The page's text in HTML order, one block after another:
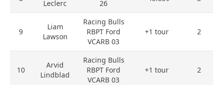
Leclerc
26
9
Liam
Lawson
Racing Bulls
RBPT Ford
VCARB 03
+1 tour 2
10
Arvid
Lindblad
Racing Bulls
RBPT Ford
VCARB 03
+1 tour 2